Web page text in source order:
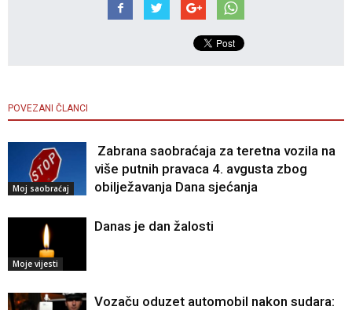
POVEZANI ČLANCI
Moj saobraćaj
Zabrana saobraćaja za teretna vozila na
više putnih pravaca 4. avgusta zbog
obilježavanja Dana sjećanja
Moje vijesti
Danas je dan žalosti
Vozaču oduzet automobil nakon sudara: